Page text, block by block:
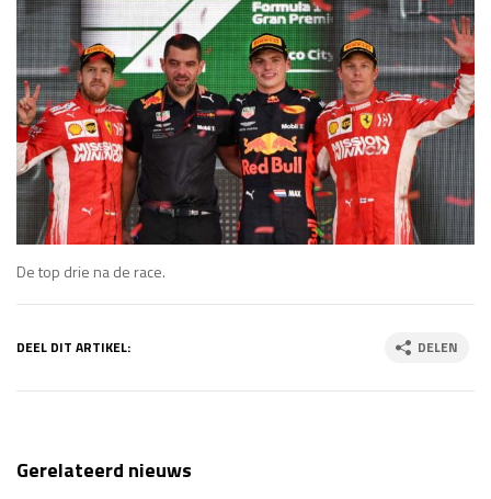
De top drie na de race.
DEEL DIT ARTIKEL: DELEN
Gerelateerd nieuws